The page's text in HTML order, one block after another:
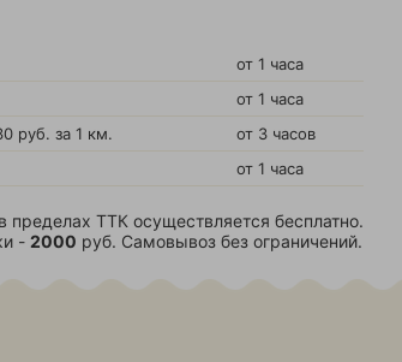
от 1 часа
от 1 часа
руб. за 1 км.
от 3 часов
от 1 часа
пределах ТТК осуществляется бесплатно.
- 2000 руб. Самовывоз без ограничений.